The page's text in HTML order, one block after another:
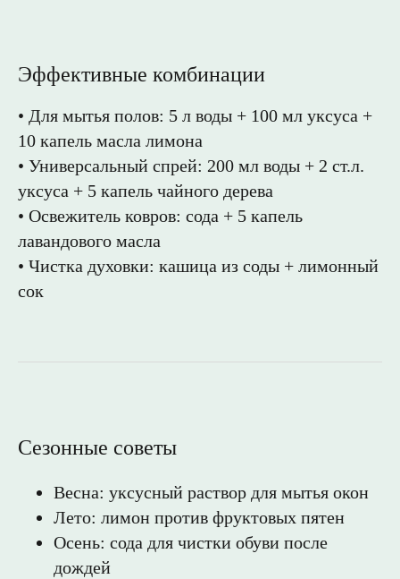
Эффективные комбинации
• Для мытья полов: 5 л воды + 100 мл уксуса +
10 капель масла лимона
• Универсальный спрей: 200 мл воды + 2 ст.л.
уксуса + 5 капель чайного дерева
• Освежитель ковров: сода + 5 капель
лавандового масла
• Чистка духовки: кашица из соды + лимонный
сок
Сезонные советы
Весна: уксусный раствор для мытья окон
Лето: лимон против фруктовых пятен
Осень: сода для чистки обуви после
дождей
Ozon
Смирново,
ВКонтакте
MAX
Сообщество
Каталог